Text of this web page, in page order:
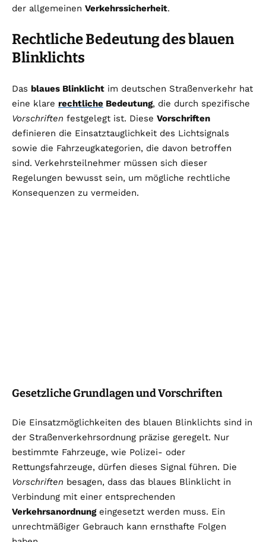
der allgemeinen Verkehrssicherheit.
Rechtliche Bedeutung des blauen
Blinklichts
Das blaues Blinklicht im deutschen Straßenverkehr hat
eine klare rechtliche Bedeutung, die durch spezifische
Vorschriften festgelegt ist. Diese Vorschriften
definieren die Einsatztauglichkeit des Lichtsignals
sowie die Fahrzeugkategorien, die davon betroffen
sind. Verkehrsteilnehmer müssen sich dieser
Regelungen bewusst sein, um mögliche rechtliche
Konsequenzen zu vermeiden.
Gesetzliche Grundlagen und Vorschriften
Die Einsatzmöglichkeiten des blauen Blinklichts sind in
der Straßenverkehrsordnung präzise geregelt. Nur
bestimmte Fahrzeuge, wie Polizei- oder
Rettungsfahrzeuge, dürfen dieses Signal führen. Die
Vorschriften besagen, dass das blaues Blinklicht in
Verbindung mit einer entsprechenden
Verkehrsanordnungeingesetzt werden muss. Ein
unrechtmäßiger Gebrauch kann ernsthafte Folgen